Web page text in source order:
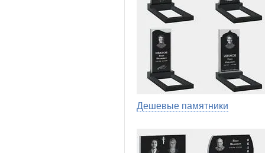
Дешевые памятники